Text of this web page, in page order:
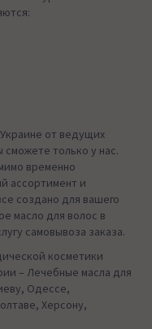
от ведущих
только у нас.
временно
ассортимент и
создано для вашего
масло для волос в
самовывоза заказа.
косметики
– Лечебные масла для
Одессе,
Херсону,